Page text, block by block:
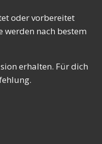
oder vorbereitet
werden nach bestem
erhalten. Für dich